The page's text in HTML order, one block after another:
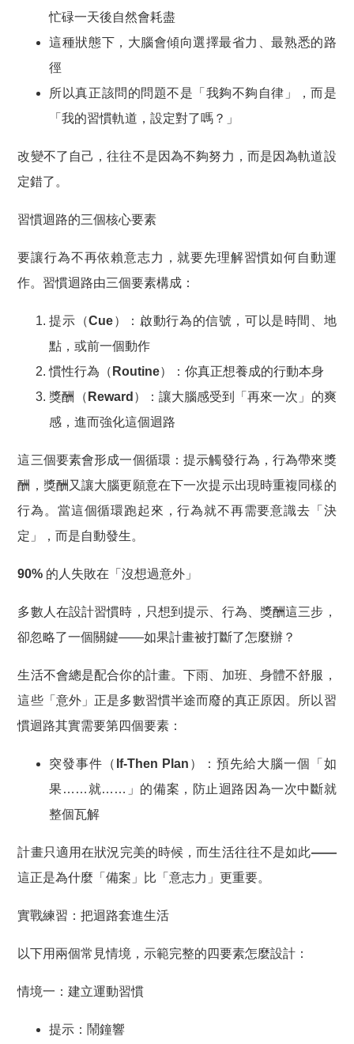
忙碌一天後自然會耗盡
這種狀態下，大腦會傾向選擇最省力、最熟悉的路
徑
所以真正該問的問題不是「我夠不夠自律」，而是
「我的習慣軌道，設定對了嗎？ 」
改變不了自己，往往不是因為不夠努力，而是因為軌道設
定錯了。
習慣迴路的三個核心要素
要讓行為不再依賴意志力，就要先理解習慣如何自動運
作。習慣迴路由三個要素構成：
提示（Cue）
：啟動行為的信號，可以是時間、地
點，或前一個動作
慣性行為（Routine）
：你真正想養成的行動本身
獎酬（Reward）
：讓大腦感受到「再來一次」的爽
感，進而強化這個迴路
這三個要素會形成一個循環：提示觸發行為，行為帶來獎
酬，獎酬又讓大腦更願意在下一次提示出現時重複同樣的
行為。 當這個循環跑起來，行為就不再需要意識去「決
定」，而是自動發生。
90% 的人失敗在「沒想過意外」
多數人在設計習慣時，只想到提示、行為、獎酬這三步，
卻忽略了一個關鍵——如果計畫被打斷了怎麼辦？
生活不會總是配合你的計畫。下雨、加班、身體不舒服，
這些「意外」正是多數習慣半途而廢的真正原因。所以習
慣迴路其實需要第四個要素：
突發事件（If-Then Plan）
：預先給大腦一個「如
果……就……」的備案，防止迴路因為一次中斷就
整個瓦解
計畫只適用在狀況完美的時候，而生活往往不是如此——
這正是為什麼「備案」比「意志力」更重要。
實戰練習：把迴路套進生活
以下用兩個常見情境，示範完整的四要素怎麼設計：
情境一：建立運動習慣
提示：鬧鐘響